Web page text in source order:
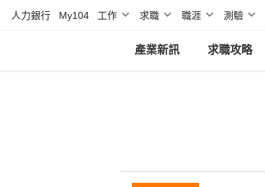
人力銀行 My104 工作 求職 職涯 測驗
產業新訊 求職攻略